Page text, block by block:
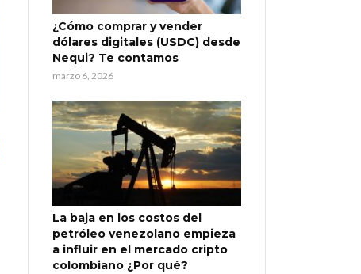
¿Cómo comprar y vender
dólares digitales (USDC) desde
Nequi? Te contamos
marzo 6, 2026
La baja en los costos del
petróleo venezolano empieza
a influir en el mercado cripto
colombiano ¿Por qué?